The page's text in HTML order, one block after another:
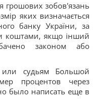
грошових зобов'язань
яких визначається
банку України, за
коштами, якщо інший
законом або
судьям Большой
процентов через
было написать еще в